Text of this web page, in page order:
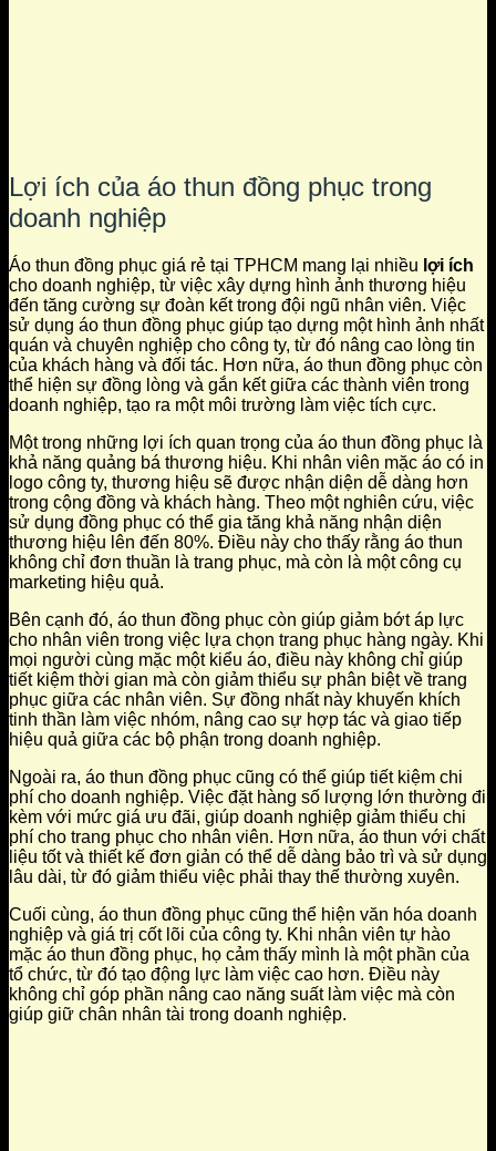
Lợi ích của áo thun đồng phục trong
doanh nghiệp
Áo thun đồng phục giá rẻ tại TPHCM mang lại nhiều lợi ích
cho doanh nghiệp, từ việc xây dựng hình ảnh thương hiệu
đến tăng cường sự đoàn kết trong đội ngũ nhân viên. Việc
sử dụng áo thun đồng phục giúp tạo dựng một hình ảnh nhất
quán và chuyên nghiệp cho công ty, từ đó nâng cao lòng tin
của khách hàng và đối tác. Hơn nữa, áo thun đồng phục còn
thể hiện sự đồng lòng và gắn kết giữa các thành viên trong
doanh nghiệp, tạo ra một môi trường làm việc tích cực.
Một trong những lợi ích quan trọng của áo thun đồng phục là
khả năng quảng bá thương hiệu. Khi nhân viên mặc áo có in
logo công ty, thương hiệu sẽ được nhận diện dễ dàng hơn
trong cộng đồng và khách hàng. Theo một nghiên cứu, việc
sử dụng đồng phục có thể gia tăng khả năng nhận diện
thương hiệu lên đến 80%. Điều này cho thấy rằng áo thun
không chỉ đơn thuần là trang phục, mà còn là một công cụ
marketing hiệu quả.
Bên cạnh đó, áo thun đồng phục còn giúp giảm bớt áp lực
cho nhân viên trong việc lựa chọn trang phục hàng ngày. Khi
mọi người cùng mặc một kiểu áo, điều này không chỉ giúp
tiết kiệm thời gian mà còn giảm thiểu sự phân biệt về trang
phục giữa các nhân viên. Sự đồng nhất này khuyến khích
tinh thần làm việc nhóm, nâng cao sự hợp tác và giao tiếp
hiệu quả giữa các bộ phận trong doanh nghiệp.
Ngoài ra, áo thun đồng phục cũng có thể giúp tiết kiệm chi
phí cho doanh nghiệp. Việc đặt hàng số lượng lớn thường đi
kèm với mức giá ưu đãi, giúp doanh nghiệp giảm thiểu chi
phí cho trang phục cho nhân viên. Hơn nữa, áo thun với chất
liệu tốt và thiết kế đơn giản có thể dễ dàng bảo trì và sử dụng
lâu dài, từ đó giảm thiểu việc phải thay thế thường xuyên.
Cuối cùng, áo thun đồng phục cũng thể hiện văn hóa doanh
nghiệp và giá trị cốt lõi của công ty. Khi nhân viên tự hào
mặc áo thun đồng phục, họ cảm thấy mình là một phần của
tổ chức, từ đó tạo động lực làm việc cao hơn. Điều này
không chỉ góp phần nâng cao năng suất làm việc mà còn
giúp giữ chân nhân tài trong doanh nghiệp.